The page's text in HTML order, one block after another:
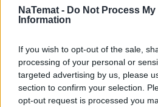
NaTemat - Do Not Process My
Information
If you wish to opt-out of the sale,
processing of your personal or
targeted advertising by us, please
section to confirm your selection.
opt-out request is processed you
licencjackie na
zebraną o świecie wiedzę
Czytaj więcej